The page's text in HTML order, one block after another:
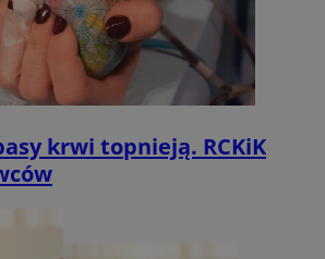
krwi topnieją. RCKiK